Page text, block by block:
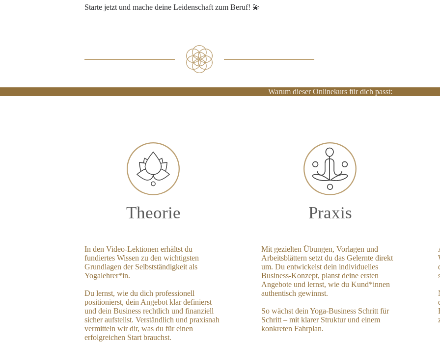
Starte jetzt und mache deine Leidenschaft zum Beruf! 💫
Warum dieser Onlinekurs für dich passt:
Theorie
In den Video-Lektionen erhältst du
fundiertes Wissen zu den wichtigsten
Grundlagen der Selbstständigkeit als
Yogalehrer*in.
Du lernst, wie du dich professionell
positionierst, dein Angebot klar definierst
und dein Business rechtlich und finanziell
sicher aufstellst. Verständlich und praxisnah
vermitteln wir dir, was du für einen
erfolgreichen Start brauchst.
Praxis
Mit gezielten Übungen, Vorlagen und
Arbeitsblättern setzt du das Gelernte direkt
um. Du entwickelst dein individuelles
Business-Konzept, planst deine ersten
Angebote und lernst, wie du Kund*innen
authentisch gewinnst.
So wächst dein Yoga-Business Schritt für
Schritt – mit klarer Struktur und einem
konkreten Fahrplan.